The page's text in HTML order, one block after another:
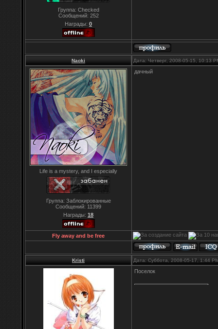
Группа: Checked
Сообщений: 252
Награды: 0
Naoki Дата: Четверг, 2008-05-15, 10:13
Life is a mystery, and I especially
Группа: Заблокированные
Сообщений: 11399
Награды: 18
дачный
Fly away and be free
Kristi Дата: Суббота, 2008-05-17, 1:44
Поселок